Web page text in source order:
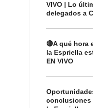
VIVO | Lo
delegados a
🔴A qué hora
la Espriella
EN VIVO
conclusiones